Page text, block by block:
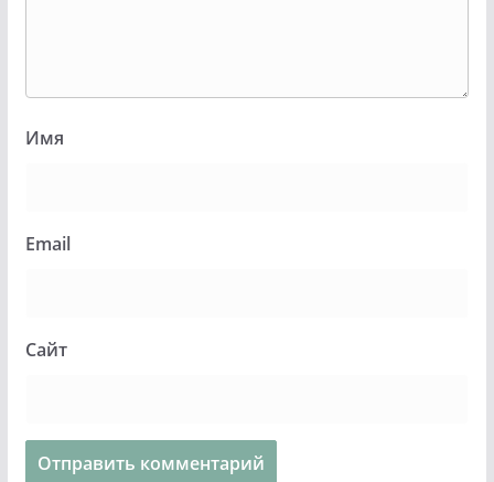
Имя
Email
Сайт